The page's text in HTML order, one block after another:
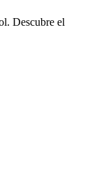
Descubre el